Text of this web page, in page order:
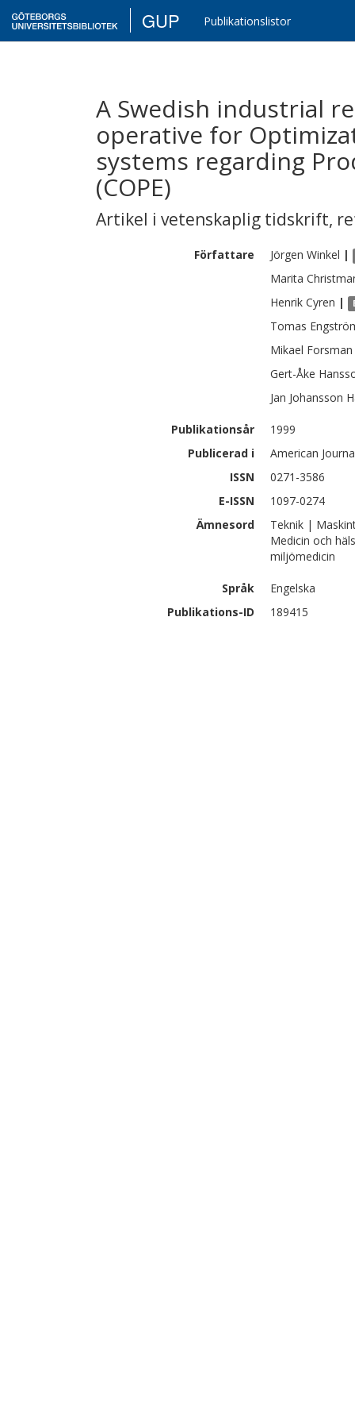
GUP Publikationslistor
A Swedish industrial
operative for
systems regarding
(COPE)
Artikel i vetenskaplig tidskrift,
Författare Jörgen Winkel |
Marita
Henrik Cyren |
Tomas
Mikael Forsman
Gert-Åke
Jan Johansson
Publikationsår
1999
Publicerad i
American
ISSN
0271-3586
E-ISSN
1097-0274
Ämnesord
Teknik |
Medicin och
miljömedicin
Språk
Engelska
Publikations-ID
189415